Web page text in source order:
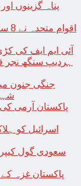
پناہ گزینوں
آئی ایم ایف کی
ہردیپ سنگھ نجر
جنگی جنون
شہید
پاکستان آرمی
اسرائیل کو
سعودی گول کیپر
پاکستان غزہ